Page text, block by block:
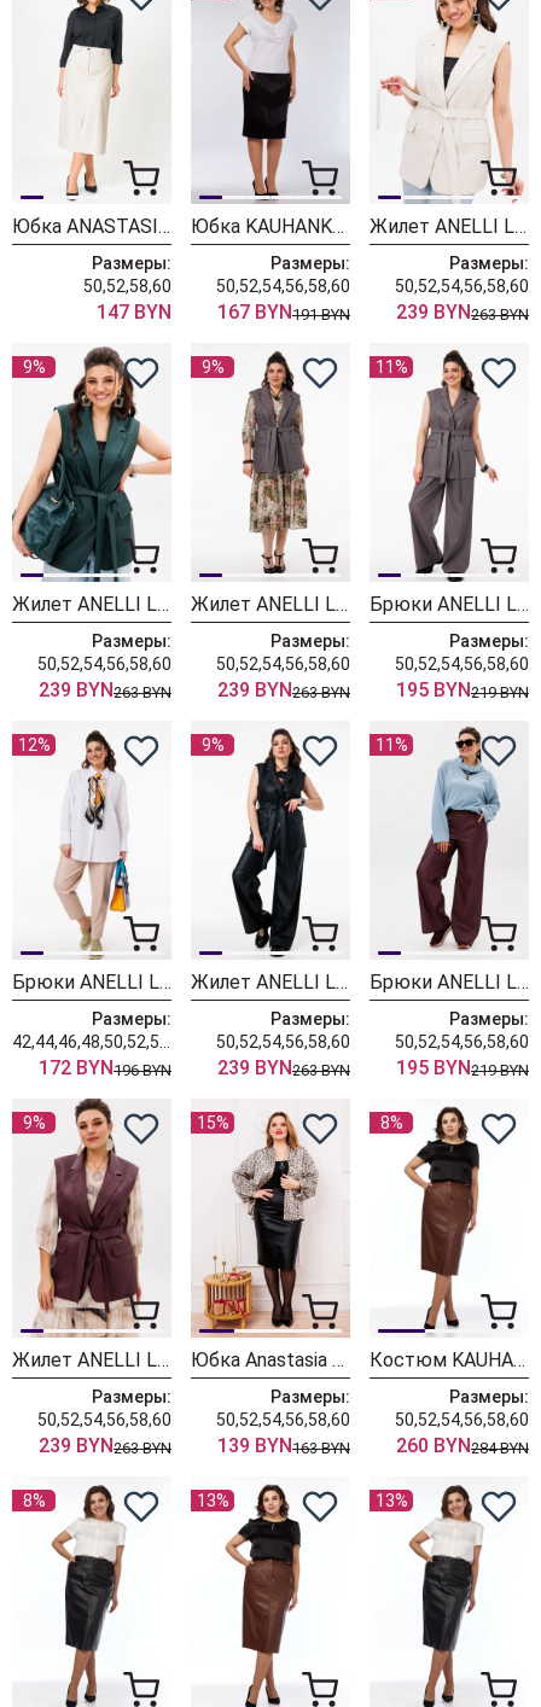
Юбка ANASTASIA MAK 1215 жемчужный
Размеры:
50,52,58,60
147 BYN
Юбка KAUHANKA 011 черный
Размеры:
50,52,54,56,58,60
167 BYN191 BYN
Жилет ANELLI LAUREL 1502-1 звездно-белый
Размеры:
50,52,54,56,58,60
239 BYN263 BYN
9%
Жилет ANELLI LAUREL 1502-1 яшмово-зеленый цвет
Размеры:
50,52,54,56,58,60
239 BYN263 BYN
9%
Жилет ANELLI LAUREL 1502-1 цвет акулы
Размеры:
50,52,54,56,58,60
239 BYN263 BYN
11%
Брюки ANELLI LAUREL 1400-2 цвет акулы
Размеры:
50,52,54,56,58,60
195 BYN219 BYN
12%
Брюки ANELLI LAUREL 1255 сфинкс
Размеры:
172 BYN196 BYN
9%
Жилет ANELLI LAUREL 1502-1 шу пуэр
Размеры:
50,52,54,56,58,60
239 BYN263 BYN
11%
Брюки ANELLI LAUREL 1400-2 порто руби
Размеры:
50,52,54,56,58,60
195 BYN219 BYN
9%
Жилет ANELLI LAUREL 1502-1 портвейна роял
Размеры:
50,52,54,56,58,60
239 BYN263 BYN
15%
Юбка Anastasia 1181-1 черный
Размеры:
50,52,54,56,58,60
139 BYN163 BYN
8%
Костюм KAUHANKA 004 коричневый + черный
Размеры:
50,52,54,56,58,60
260 BYN284 BYN
8% 13% 13%